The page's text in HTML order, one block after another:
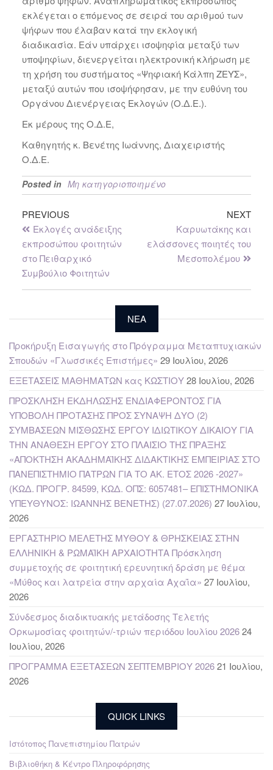
εκλέγεται ο επόμενος σε σειρά του αριθμού των
ψήφων που έλαβαν κατά την εκλογική
διαδικασία. Εάν υπάρχει ισοψηφία μεταξύ των
υποψηφίων, διενεργείται ηλεκτρονική κλήρωση με
τη χρήση του συστήματος «Ψηφιακή Κάλπη ΖΕΥΣ»,
μεταξύ αυτών που ισοψήφησαν, με την ευθύνη του
Οργάνου Διενέργειας Εκλογών (Ο.Δ.Ε.).
Εκ μέρους της Ο.Δ.Ε,
Καθηγητής κ. Βενέτης Ιωάννης, Διαχειριστής
Ο.Δ.Ε.
Posted in Μη κατηγοριοποιημένο
PREVIOUS
Εκλογές ανάδειξης
εκπροσώπου φοιτητών
στο Πειθαρχικό
Συμβούλιο Φοιτητών
NEXT
Καρυωτάκης και
ελάσσονες ποιητές του
Μεσοπολέμου
NEA
Προκήρυξη Εισαγωγής στο Πρόγραμμα Μεταπτυχιακών
Σπουδών «Γλωσσικές Επιστήμες» 29 Ιουλίου, 2026
ΕΞΕΤΑΣΕΙΣ ΜΑΘΗΜΑΤΩΝ κας ΚΩΣΤΙΟΥ28 Ιουλίου, 2026
ΠΡΟΣΚΛΗΣΗ ΕΚΔΗΛΩΣΗΣ ΕΝΔΙΑΦΕΡΟΝΤΟΣ ΓΙΑ
ΥΠΟΒΟΛΗ ΠΡΟΤΑΣΗΣ ΠΡΟΣ ΣΥΝΑΨΗ ΔΥΟ (2)
ΣΥΜΒΑΣΕΩΝ ΜΙΣΘΩΣΗΣ ΕΡΓΟΥ ΙΔΙΩΤΙΚΟΥ ΔΙΚΑΙΟΥ ΓΙΑ
ΤΗΝ ΑΝΑΘΕΣΗ ΕΡΓΟΥ ΣΤΟ ΠΛΑΙΣΙΟ ΤΗΣ ΠΡΑΞΗΣ
«ΑΠΟΚΤΗΣΗ ΑΚΑΔΗΜΑΪΚΗΣ ΔΙΔΑΚΤΙΚΗΣ ΕΜΠΕΙΡΙΑΣ ΣΤΟ
ΠΑΝΕΠΙΣΤΗΜΙΟ ΠΑΤΡΩΝ ΓΙΑ ΤΟ ΑΚ. ΕΤΟΣ 2026 -2027»
(ΚΩΔ. ΠΡΟΓΡ. 84599, ΚΩΔ. ΟΠΣ: 6057481– ΕΠΙΣΤΗΜΟΝΙΚΑ
ΥΠΕΥΘΥΝΟΣ: ΙΩΑΝΝΗΣ ΒΕΝΕΤΗΣ) (27.07.2026) 27 Ιουλίου,
2026
ΕΡΓΑΣΤΗΡΙΟ ΜΕΛΕΤΗΣ ΜΥΘΟΥ & ΘΡΗΣΚΕΙΑΣ ΣΤΗΝ
ΕΛΛΗΝΙΚΗ & ΡΩΜΑΪΚΗ ΑΡΧΑΙΟΤΗΤΑ Πρόσκληση
συμμετοχής σε φοιτητική ερευνητική δράση με θέμα
«Μύθος και λατρεία στην αρχαία Αχαΐα» 27 Ιουλίου,
2026
Σύνδεσμος διαδικτυακής μετάδοσης Τελετής
Ορκωμοσίας φοιτητών/-τριών περιόδου Ιουλίου 202624
Ιουλίου, 2026
ΠΡΟΓΡΑΜΜΑ ΕΞΕΤΑΣΕΩΝ ΣΕΠΤΕΜΒΡΙΟΥ 202621 Ιουλίου,
2026
QUICK LINKS
Ιστότοπος Πανεπιστημίου Πατρών
Βιβλιοθήκη & Κέντρο Πληροφόρησης